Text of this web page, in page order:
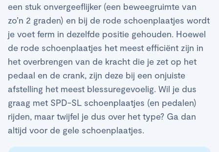
een stuk onvergeeflijker (een beweegruimte van
zo’n 2 graden) en bij de rode schoenplaatjes wordt
je voet ferm in dezelfde positie gehouden. Hoewel
de rode schoenplaatjes het meest efficiënt zijn in
het overbrengen van de kracht die je zet op het
pedaal en de crank, zijn deze bij een onjuiste
afstelling het meest blessuregevoelig. Wil je dus
graag met SPD-SL schoenplaatjes (en pedalen)
rijden, maar twijfel je dus over het type? Ga dan
altijd voor de gele schoenplaatjes.